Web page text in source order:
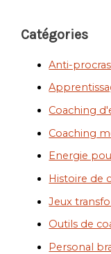
Catégories
Anti-
Coaching
Coaching
Energie
Histoire de
Jeux
Outils de
Personal